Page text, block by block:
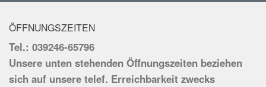
ÖFFNUNGSZEITEN
Tel.: 039246-65796
Unsere unten stehenden Öffnungszeiten beziehen
sich auf unsere telef. Erreichbarkeit zwecks